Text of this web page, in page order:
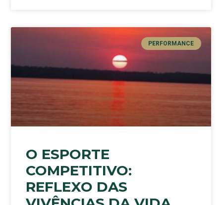
PERFORMANCE
O ESPORTE
COMPETITIVO:
REFLEXO DAS